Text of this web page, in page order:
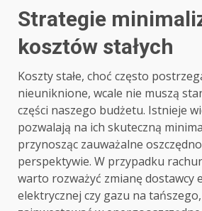
Strategie
kosztów stałych
Koszty stałe, choć często
nieuniknione, wcale nie muszą
części naszego budżetu. Istnieje
pozwalają na ich skuteczną
przynosząc zauważalne
perspektywie. W przypadku
warto rozważyć zmianę dostawcy
elektrycznej czy gazu na